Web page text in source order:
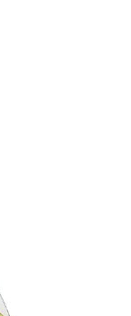
事をご紹介！